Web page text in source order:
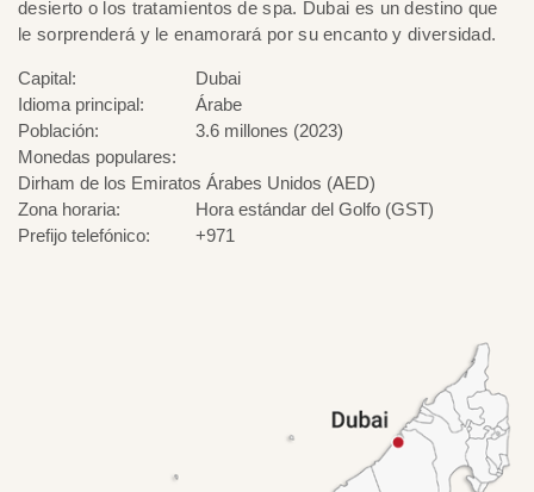
desierto o los tratamientos de spa. Dubai es un destino que
le sorprenderá y le enamorará por su encanto y diversidad.
Capital:
Dubai
Idioma principal:
Árabe
Población:
3.6 millones (2023)
Monedas populares:
Dirham de los Emiratos Árabes Unidos (AED)
Zona horaria:
Hora estándar del Golfo (GST)
Prefijo telefónico:
+971